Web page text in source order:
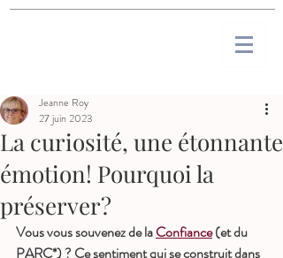
La curiosité, une étonnante
émotion! Pourquoi la
préserver?
Jeanne Roy
27 juin 2023
Vous vous souvenez de la Confiance (et du
PARC*)? Ce sentiment qui se construit dans